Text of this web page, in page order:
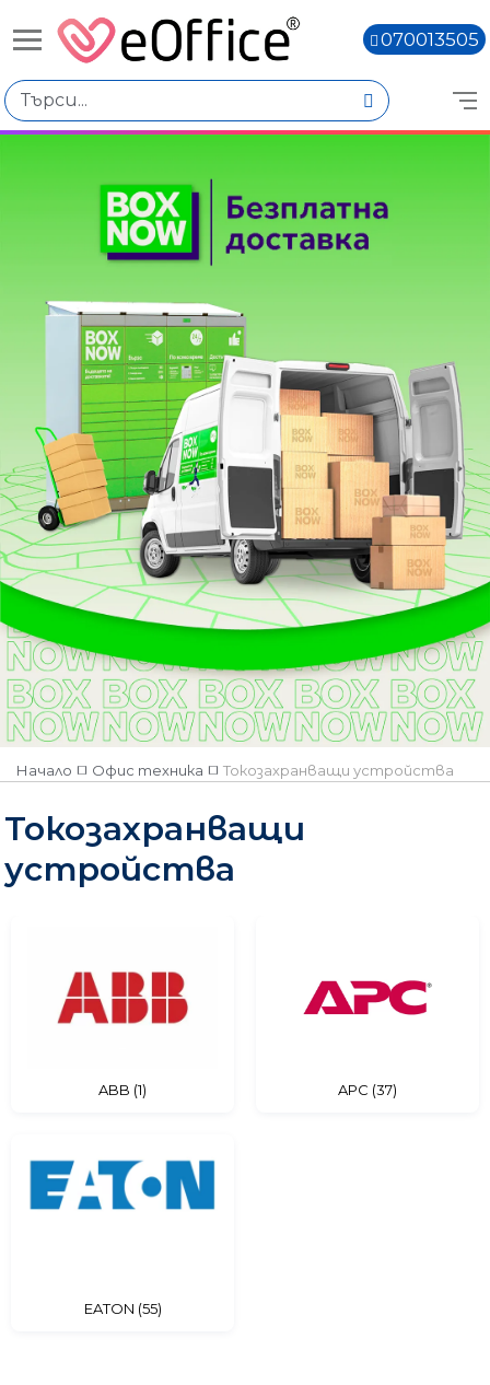
070013505
Избери по
Подкатегории
Батерии
€0.00 - €1,000.00
€1,000.01 - €2,000.00
€2,000.02 - €3,000.01
€3,000.03 - €4,000.02
Количество
Наличен
Няма наличност
Категория
Батерии
ABB
APC
EATON
Начало Офис техника Токозахранващи устройства
Токозахранващи
устройства
ABB (1) APC (37)
EATON (55)